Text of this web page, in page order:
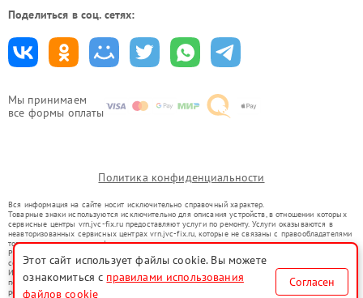
Мы принимаем
все формы оплаты
Поделиться в соц. сетях:
Политика конфиденциальности
Вся информация на сайте носит исключительно справочный характер.
Товарные знаки используются исключительно для описания устройств, в отношении которых
сервисные центры vrn.jvc-fix.ru предоставляют услуги по ремонту. Услуги оказываются в
неавторизованных сервисных центрах vrn.jvc-fix.ru, которые не связаны с правообладателями
товарных знаков или их официальными представителями.
Ремонт осуществляется для устройств, уже введенных в гражданский оборот в соответствии
со статьей 1487 ГК РФ.
Использование товарных знаков не преследует цели индивидуализации услуг или введения
потребителей в заблуждение, а служит для информирования о предоставляемых услугах по
ремонту техники указанных брендов.
Этот сайт использует файлы cookie. Вы можете
ознакомиться с правилами использования
файлов cookie
Согласен